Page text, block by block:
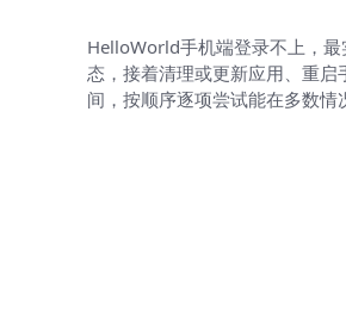
HelloWorld手机端登录不上，
态，接着清理或更新应用、重
间，按顺序逐项尝试能在多数情